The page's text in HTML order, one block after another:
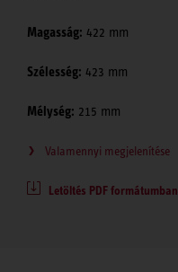
Magasság: 422 mm
Szélesség: 423 mm
Mélység: 215 mm
Valamennyi megjelenítése
Letöltés PDF formátumban